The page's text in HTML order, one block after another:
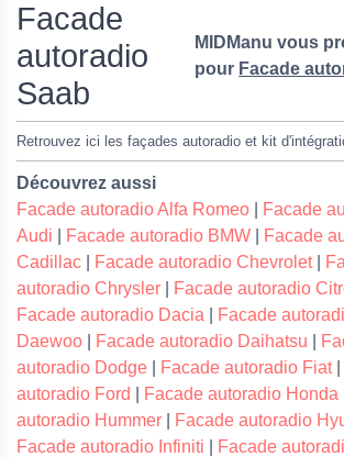
Facade
autoradio
Saab
MIDManu vous
pour Facade
Retrouvez ici les façades autoradio et kit
Découvrez aussi
Facade autoradio Alfa Romeo
Facade
Audi
Facade autoradio BMW
Facade
Cadillac
Facade autoradio Chevrolet|
autoradio Chrysler
Facade autoradio
Facade autoradio Dacia
Facade
Daewoo
Facade autoradio Daihatsu
autoradio Dodge
Facade autoradio Fiat|
autoradio Ford
Facade autoradio Honda
autoradio Hummer
Facade autoradio
Facade autoradio Infiniti
Facade